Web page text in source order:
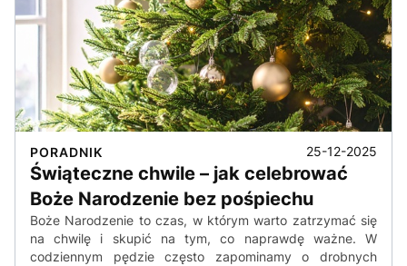
PORADNIK 25-12-2025
Świąteczne chwile – jak celebrować
Boże Narodzenie bez pośpiechu
Boże Narodzenie to czas, w którym warto zatrzymać się
na chwilę i skupić na tym, co naprawdę ważne. W
codziennym pędzie często zapominamy o drobnych